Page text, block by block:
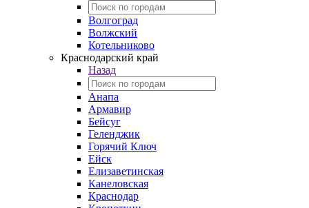
Волгоград
Волжский
Котельниково
Краснодарский край
Назад
Анапа
Армавир
Бейсуг
Геленджик
Горячий Ключ
Ейск
Елизаветинская
Канеловская
Краснодар